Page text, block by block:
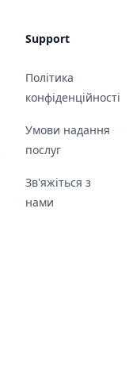
Support
Політика
конфіденційності
Умови надання
послуг
Зв'яжіться з
нами